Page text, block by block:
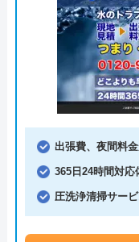
出張費、夜間料
365日24時間対
圧洗浄清掃サー